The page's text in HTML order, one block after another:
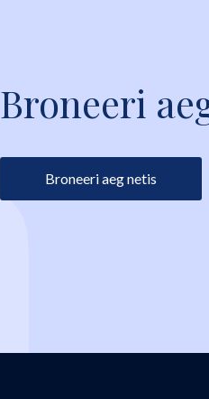
Broneeri
Broneeri aeg netis